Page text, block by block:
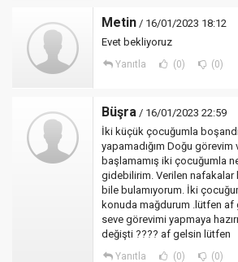
Metin / 16/01/2023 18:12
Evet bekliyoruz
Yanıtla (0) (0)
Büşra / 16/01/2023 22:59
İki küçük çocuğumla
yapamadığım Doğu
başlamamış iki çocuğumla
gidebilirim. Verilen nafakalar
bile bulamıyorum. İki
konuda mağdurum .lütfen af
seve görevimi yapmaya
değişti ???? af gelsin lütfen
Yanıtla (0) (0)